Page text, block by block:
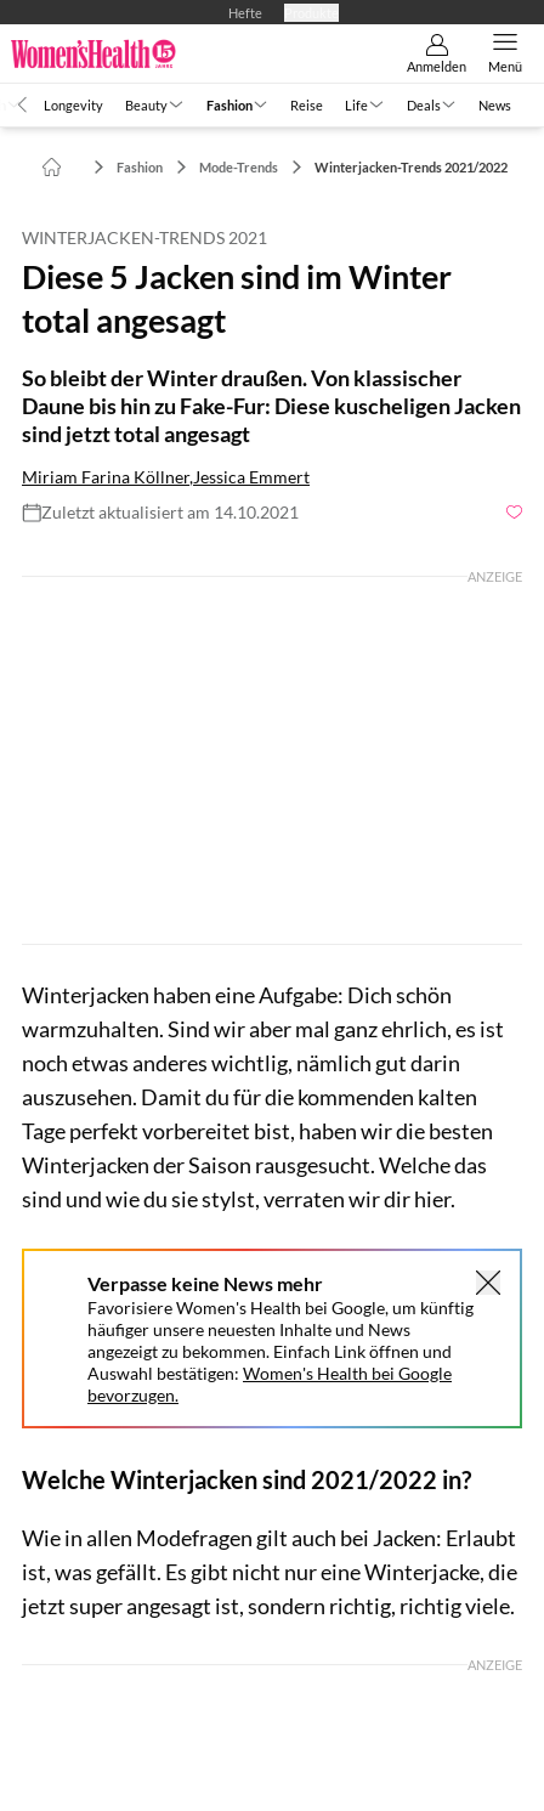
Hefte
Anmelden Menü
Longevity Beauty Fashion Reise Life Deals News
Fashion Mode-Trends Winterjacken-Trends 2021/2022
WINTERJACKEN-TRENDS 2021
Diese 5 Jacken sind im Winter
total angesagt
So bleibt der Winter draußen. Von klassischer
Daune bis hin zu Fake-Fur: Diese kuscheligen Jacken
sind jetzt total angesagt
Miriam Farina Köllner,Jessica Emmert
Zuletzt aktualisiert am 14.10.2021
ANZEIGE
Winterjacken haben eine Aufgabe: Dich schön
warmzuhalten. Sind wir aber mal ganz ehrlich, es ist
noch etwas anderes wichtlig, nämlich gut darin
auszusehen. Damit du für die kommenden kalten
Tage perfekt vorbereitet bist, haben wir die besten
Winterjacken der Saison rausgesucht. Welche das
sind und wie du sie stylst, verraten wir dir hier.
Verpasse keine News mehr
Favorisiere Women's Health bei Google, um künftig
häufiger unsere neuesten Inhalte und News
angezeigt zu bekommen. Einfach Link öffnen und
Auswahl bestätigen: Women's Health bei Google
bevorzugen.
Welche Winterjacken sind 2021/2022 in?
Wie in allen Modefragen gilt auch bei Jacken: Erlaubt
ist, was gefällt. Es gibt nicht nur eine Winterjacke, die
jetzt super angesagt ist, sondern richtig, richtig viele.
ANZEIGE